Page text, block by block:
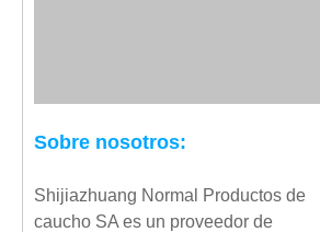
Sobre nosotros:
Shijiazhuang Normal Productos de
caucho SA es un proveedor de